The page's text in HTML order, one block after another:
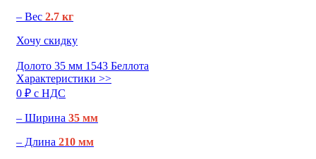
– Вес 2.7 кг
Хочу скидку
Долото 35 мм 1543 Беллота
Характеристики >>
0 ₽ c НДС
– Ширина 35 мм
– Длина 210 мм